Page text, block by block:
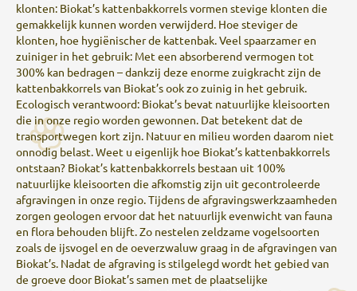
klonten: Biokat’s kattenbakkorrels vormen stevige klonten die
gemakkelijk kunnen worden verwijderd. Hoe steviger de
klonten, hoe hygiënischer de kattenbak. Veel spaarzamer en
zuiniger in het gebruik: Met een absorberend vermogen tot
300% kan bedragen – dankzij deze enorme zuigkracht zijn de
kattenbakkorrels van Biokat’s ook zo zuinig in het gebruik.
Ecologisch verantwoord: Biokat’s bevat natuurlijke kleisoorten
die in onze regio worden gewonnen. Dat betekent dat de
transportwegen kort zijn. Natuur en milieu worden daarom niet
onnodig belast. Weet u eigenlijk hoe Biokat’s kattenbakkorrels
ontstaan? Biokat’s kattenbakkorrels bestaan uit 100%
natuurlijke kleisoorten die afkomstig zijn uit gecontroleerde
afgravingen in onze regio. Tijdens de afgravingswerkzaamheden
zorgen geologen ervoor dat het natuurlijk evenwicht van fauna
en flora behouden blijft. Zo nestelen zeldzame vogelsoorten
zoals de ijsvogel en de oeverzwaluw graag in de afgravingen van
Biokat’s. Nadat de afgraving is stilgelegd wordt het gebied van
de groeve door Biokat’s samen met de plaatselijke